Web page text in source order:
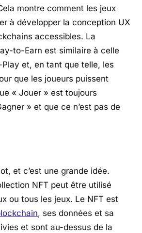
montre comment les jeux
à développer la conception UX
accessibles. La
to-Earn est similaire à celle
et, en tant que telle, les
que les joueurs puissent
« Jouer » est toujours
» et que ce n’est pas de
et c’est une grande idée.
NFT peut être utilisé
ou tous les jeux. Le NFT est
, ses données et sa
et sont au-dessus de la